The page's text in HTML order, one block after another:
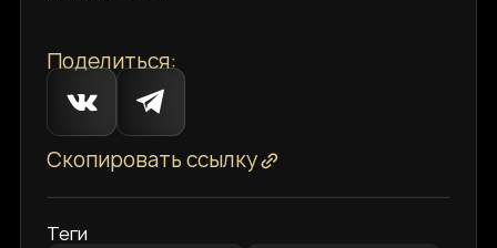
Поделиться:
Скопировать ссылку
Теги